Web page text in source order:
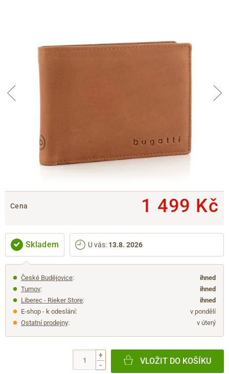
Cena 1 499 Kč
Skladem U vás: 13.8. 2026
České Budějovice:
ihned
Turnov:
ihned
Liberec - Rieker Store:
ihned
E-shop - k odeslání:
v pondělí
Ostatní prodejny: v úterý
+
-
VLOŽIT DO KOŠÍKU